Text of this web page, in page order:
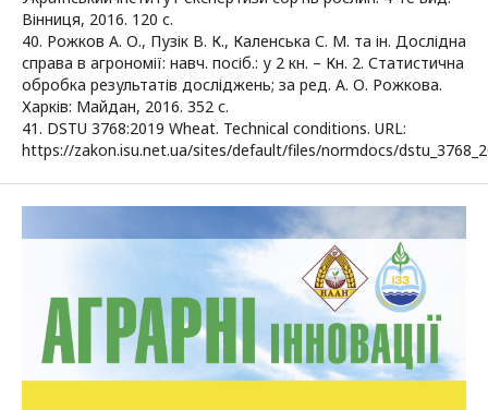
Вінниця, 2016. 120 с.
40. Рожков А. О., Пузік В. К., Каленська С. М. та ін. Дослідна
справа в агрономії: навч. посіб.: у 2 кн. – Кн. 2. Статистична
обробка результатів досліджень; за ред. А. О. Рожкова.
Харків: Майдан, 2016. 352 с.
41. DSTU 3768:2019 Wheat. Technical conditions. URL:
https://zakon.isu.net.ua/sites/default/files/normdocs/